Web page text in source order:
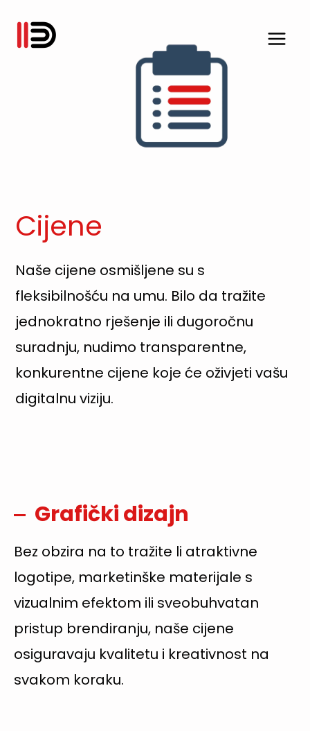
Cijene
Naše cijene osmišljene su s
fleksibilnošću na umu. Bilo da tražite
jednokratno rješenje ili dugoročnu
suradnju, nudimo transparentne,
konkurentne cijene koje će oživjeti vašu
digitalnu viziju.
Grafički dizajn
Bez obzira na to tražite li atraktivne
logotipe, marketinške materijale s
vizualnim efektom ili sveobuhvatan
pristup brendiranju, naše cijene
osiguravaju kvalitetu i kreativnost na
svakom koraku.